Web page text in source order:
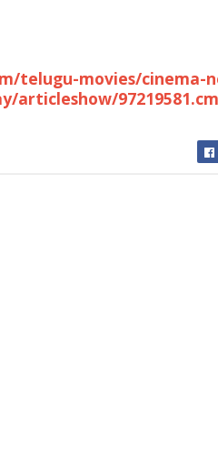
telugu-movies/
articleshow/